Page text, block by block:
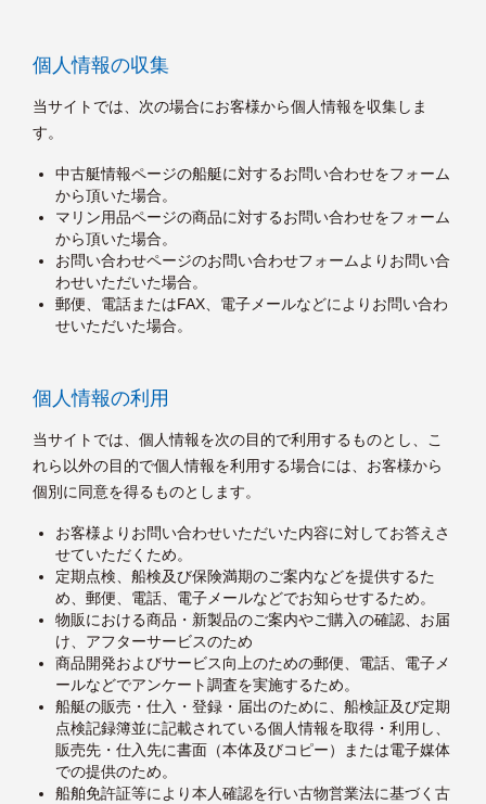
個人情報の収集
当サイトでは、次の場合にお客様から個人情報を収集しま
す。
中古艇情報ページの船艇に対するお問い合わせをフォーム
から頂いた場合。
マリン用品ページの商品に対するお問い合わせをフォーム
から頂いた場合。
お問い合わせページのお問い合わせフォームよりお問い合
わせいただいた場合。
郵便、電話またはFAX、電子メールなどによりお問い合わ
せいただいた場合。
個人情報の利用
当サイトでは、個人情報を次の目的で利用するものとし、こ
れら以外の目的で個人情報を利用する場合には、お客様から
個別に同意を得るものとします。
お客様よりお問い合わせいただいた内容に対してお答えさ
せていただくため。
定期点検、船検及び保険満期のご案内などを提供するた
め、郵便、電話、電子メールなどでお知らせするため。
物販における商品・新製品のご案内やご購入の確認、お届
け、アフターサービスのため
商品開発およびサービス向上のための郵便、電話、電子メ
ールなどでアンケート調査を実施するため。
船艇の販売・仕入・登録・届出のために、船検証及び定期
点検記録簿並に記載されている個人情報を取得・利用し、
販売先・仕入先に書面（本体及びコピー）または電子媒体
での提供のため。
船舶免許証等により本人確認を行い古物営業法に基づく古